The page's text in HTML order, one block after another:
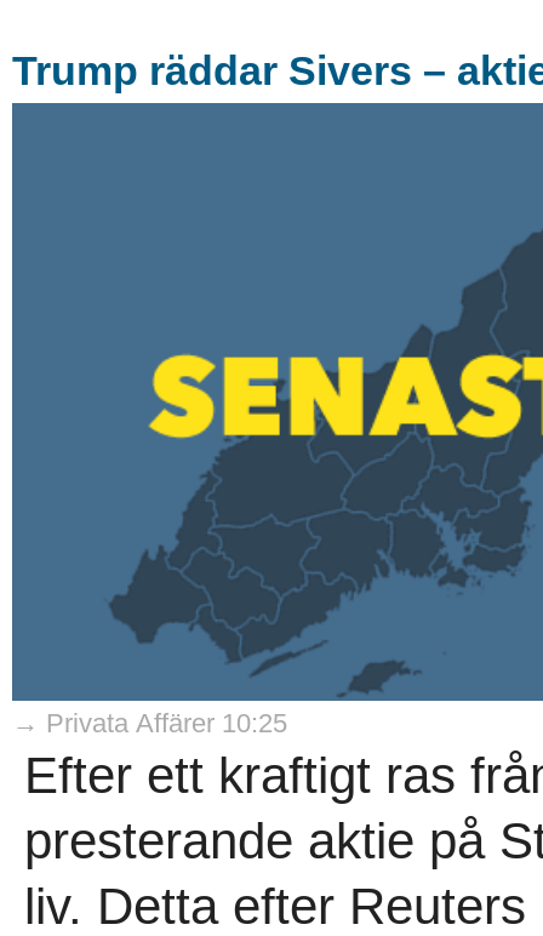
Trump räddar Sivers –
→ Privata Affärer 10:25
Efter ett kraftigt ras
presterande aktie på
liv. Detta efter